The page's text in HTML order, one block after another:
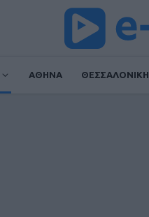
ΑΘΗΝΑ ΘΕΣΣΑΛΟΝΙΚΗ